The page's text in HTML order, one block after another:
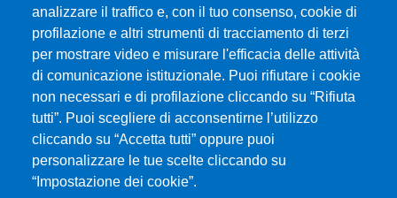
analizzare il traffico e, con il tuo consenso, cookie di
profilazione e altri strumenti di tracciamento di terzi
per mostrare video e misurare l'efficacia delle attività
di comunicazione istituzionale. Puoi rifiutare i cookie
non necessari e di profilazione cliccando su “Rifiuta
tutti”. Puoi scegliere di acconsentirne l’utilizzo
cliccando su “Accetta tutti” oppure puoi
personalizzare le tue scelte cliccando su
“Impostazione dei cookie”.
MENÙ FOOTER 1
Exam Calendar
Dove ci trovi
Home Dipartimento
Modulistica
Orientamento
Prenotazione Aule e Laboratori Didattici
Studenti UNIME